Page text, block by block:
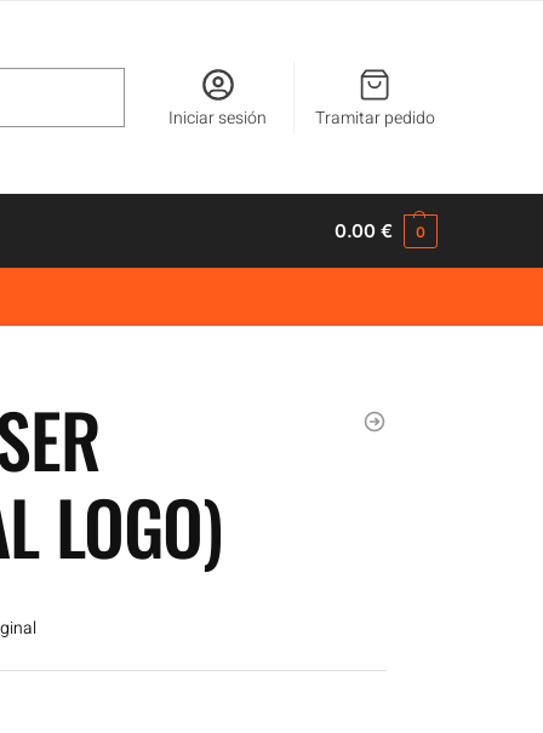
Iniciar sesión Tramitar pedido
0.00€ 0
LOGO)